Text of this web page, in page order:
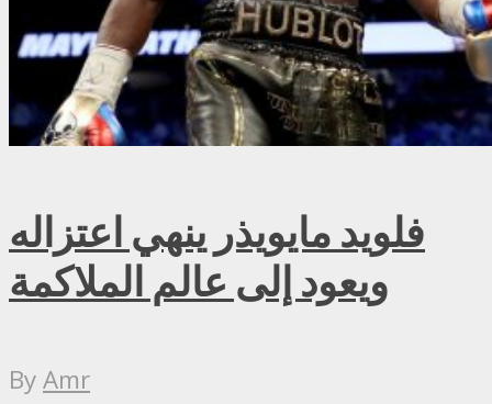
فلويد مايويذر ينهي اعتزاله
ويعود إلى عالم الملاكمة
ByAmr